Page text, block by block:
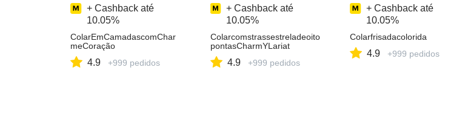
+ Cashback até
10.05%
ColarEmCamadascomChar
meCoração
4.9 +999 pedidos
+ Cashback até
10.05%
Colarcomstrassestreladeoito
pontasCharmYLariat
4.9 +999 pedidos
+ Cashback até
10.05%
Colarfrisadacolorida
4.9 +999 pedidos